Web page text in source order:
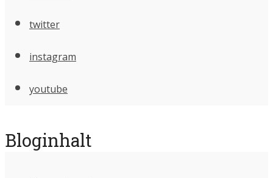
twitter
instagram
youtube
Bloginhalt